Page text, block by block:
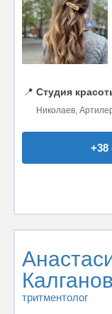
📍 Студия
Николаев,
+38
тритментолог